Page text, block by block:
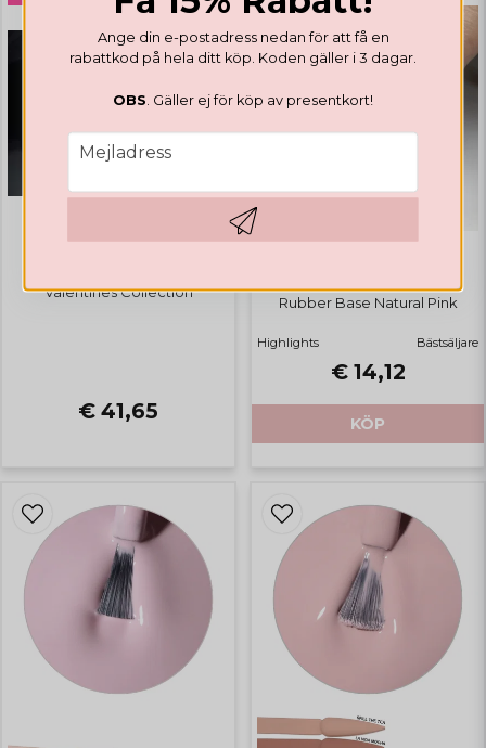
Valentines Collection
€ 41,65
Rubber Base Natural Pink
Highlights Bästsäljare
€ 14,12
KÖP
Ange din e-postadress nedan för att få en
rabattkod på hela ditt köp. Koden gäller i 3 dagar.
OBS . Gäller ej för köp av presentkort!
email
Mejladress